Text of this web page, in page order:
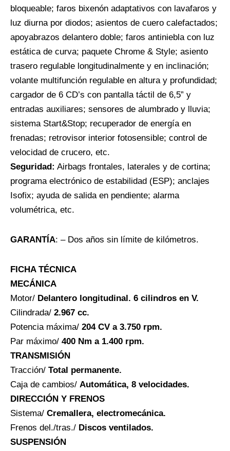
bloqueable; faros bixenón adaptativos con lavafaros y
luz diurna por diodos; asientos de cuero calefactados;
apoyabrazos delantero doble; faros antiniebla con luz
estática de curva; paquete Chrome & Style; asiento
trasero regulable longitudinalmente y en inclinación;
volante multifunción regulable en altura y profundidad;
cargador de 6 CD’s con pantalla táctil de 6,5” y
entradas auxiliares; sensores de alumbrado y lluvia;
sistema Start&Stop; recuperador de energía en
frenadas; retrovisor interior fotosensible; control de
velocidad de crucero, etc.
Seguridad: Airbags frontales, laterales y de cortina;
programa electrónico de estabilidad (ESP); anclajes
Isofix; ayuda de salida en pendiente; alarma
volumétrica, etc.
GARANTÍA: – Dos años sin límite de kilómetros.
FICHA TÉCNICA
MECÁNICA
Motor/ Delantero longitudinal. 6 cilindros en V.
Cilindrada/ 2.967 cc.
Potencia máxima/ 204 CV a 3.750 rpm.
Par máximo/ 400 Nm a 1.400 rpm.
TRANSMISIÓN
Tracción/ Total permanente.
Caja de cambios/ Automática, 8 velocidades.
DIRECCIÓN Y FRENOS
Sistema/ Cremallera, electromecánica.
Frenos del./tras./ Discos ventilados.
SUSPENSIÓN